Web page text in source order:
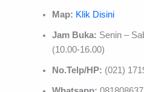
Map: Klik Disini
Jam Buka: Senin –
(10.00-16.00)
No.Telp/HP: (021)